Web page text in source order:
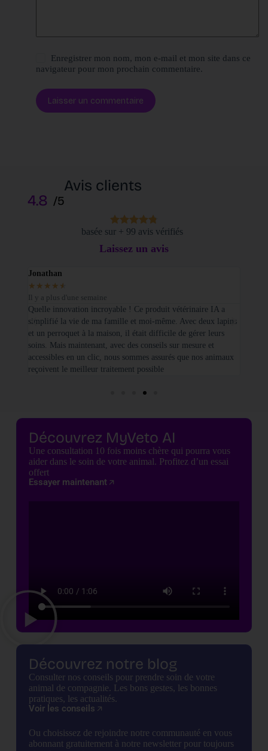
Enregistrer mon nom, mon e-mail et mon site dans ce
navigateur pour mon prochain commentaire.
Laisser un commentaire
Avis clients
4.8 /5
basée sur + 99 avis vérifiés
Laissez un avis
Jonathan
★ ★ ★ ★ ★
Il y a plus d'une semaine
Quelle innovation incroyable ! Ce produit vétérinaire IA a
simplifié la vie de ma famille et moi-même. Avec deux lapins
et un perroquet à la maison, il était difficile de gérer leurs
soins. Mais maintenant, avec des conseils sur mesure et
accessibles en un clic, nous sommes assurés que nos animaux
reçoivent le meilleur traitement possible
Découvrez MyVeto AI
Une consultation 10 fois moins chère qui pourra vous
aider dans le soin de votre animal. Profitez d’un essai
offert
Essayer maintenant
Découvrez notre blog
Consulter nos conseils pour prendre soin de votre
animal de compagnie. Les bons gestes, les bonnes
pratiques, les actualités.
Voir les conseils
Ou choisissez de rejoindre notre communauté en vous
abonnant gratuitement à notre newsletter pour toujours